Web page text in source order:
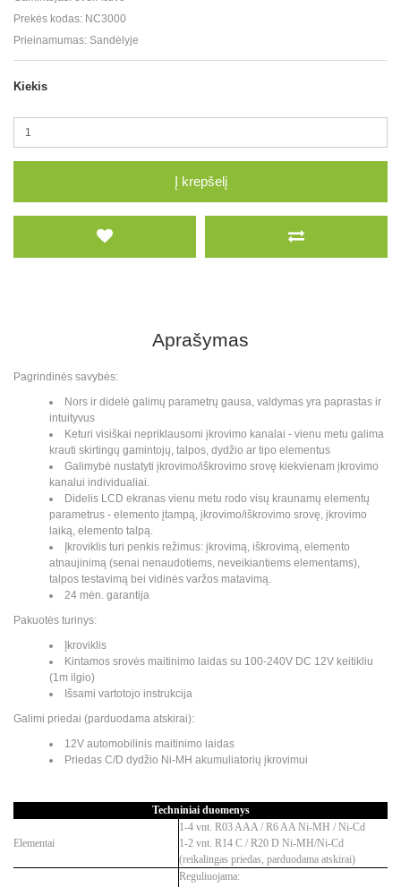
Prekės kodas: NC3000
Prieinamumas: Sandėlyje
Kiekis
Į krepšelį
Aprašymas
Pagrindinės savybės:
Nors ir didelė galimų parametrų gausa, valdymas yra paprastas ir
intuityvus
Keturi visiškai nepriklausomi įkrovimo kanalai - vienu metu galima
krauti skirtingų gamintojų, talpos, dydžio ar tipo elementus
Galimybė nustatyti įkrovimo/iškrovimo srovę kiekvienam įkrovimo
kanalui individualiai.
Didelis LCD ekranas vienu metu rodo visų kraunamų elementų
parametrus - elemento įtampą, įkrovimo/iškrovimo srovę, įkrovimo
laiką, elemento talpą.
Įkroviklis turi penkis režimus: įkrovimą, iškrovimą, elemento
atnaujinimą (senai nenaudotiems, neveikiantiems elementams),
talpos testavimą bei vidinės varžos matavimą.
24 mėn. garantija
Pakuotės turinys:
Įkroviklis
Kintamos srovės maitinimo laidas su 100-240V DC 12V keitikliu
(1m ilgio)
Išsami vartotojo instrukcija
Galimi priedai (parduodama atskirai):
12V automobilinis maitinimo laidas
Priedas C/D dydžio Ni-MH akumuliatorių įkrovimui
Techniniai duomenys
Elementai
1-4 vnt. R03 AAA / R6 AA Ni-MH / Ni-Cd
1-2 vnt. R14 C / R20 D Ni-MH/Ni-Cd
(reikalingas priedas, parduodama atskirai)
Reguliuojama: